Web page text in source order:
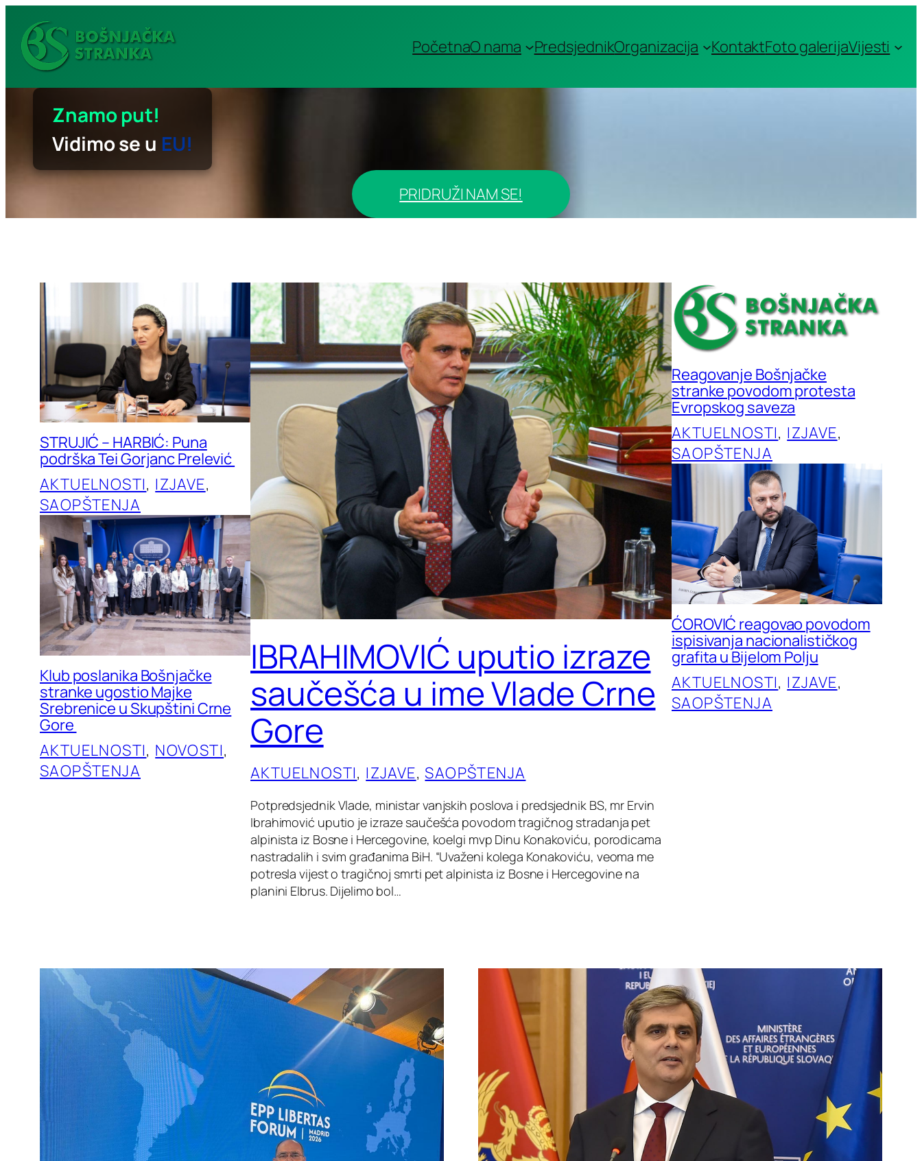
sadržaj
PočetnaO nama PredsjednikOrganizacija KontaktFoto galerijaVijesti
Znamo put!
Vidimo se u EU!
PRIDRUŽI NAM SE!
STRUJIĆ – HARBIĆ: Puna
podrška Tei Gorjanc Prelević
AKTUELNOSTI, IZJAVE
SAOPŠTENJA
Klub poslanika Bošnjačke
stranke ugostio Majke
Srebrenice u Skupštini Crne
Gore
AKTUELNOSTI, NOVOSTI
SAOPŠTENJA
IBRAHIMOVIĆ uputio izraze
saučešća u ime Vlade Crne
Gore
AKTUELNOSTI, IZJAVE, SAOPŠTENJA
Potpredsjednik Vlade, ministar vanjskih poslova i predsjednik BS, mr Ervin
Ibrahimović uputio je izraze saučešća povodom tragičnog stradanja pet
alpinista iz Bosne i Hercegovine, koelgi mvp Dinu Konakoviću, porodicama
nastradalih i svim građanima BiH. “Uvaženi kolega Konakoviću, veoma me
potresla vijest o tragičnoj smrti pet alpinista iz Bosne i Hercegovine na
planini Elbrus. Dijelimo bol…
Reagovanje Bošnjačke
stranke povodom protesta
Evropskog saveza
AKTUELNOSTI, IZJAVE
SAOPŠTENJA
ĆOROVIĆ reagovao povodom
ispisivanja nacionalističkog
grafita u Bijelom Polju
AKTUELNOSTI, IZJAVE
SAOPŠTENJA